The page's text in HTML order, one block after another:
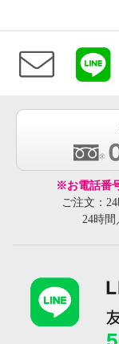
※お電話番
ご注文：
24時間